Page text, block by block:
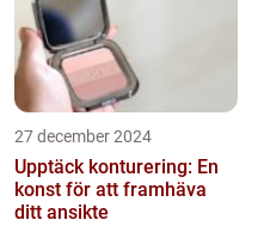
27 december 2024
Upptäck konturering: En
konst för att framhäva
ditt ansikte